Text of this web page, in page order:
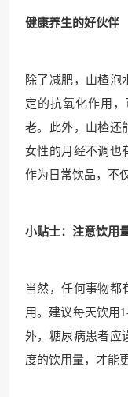
健康养生的好伙伴
除了减肥，山楂泡
定的抗氧化作用
老。此外，山楂还
女性的月经不调也
作为日常饮品，不
小贴士：注意饮用
当然，任何事物都
用。建议每天饮用
外，糖尿病患者应
度的饮用量，才能